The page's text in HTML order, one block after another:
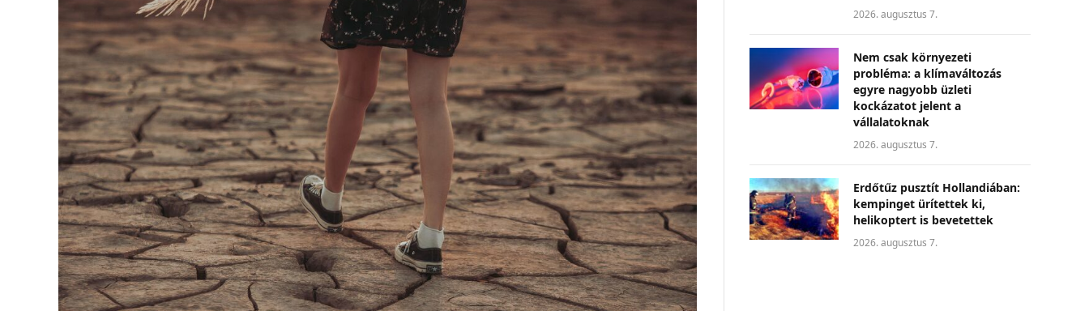
2026. augusztus 7.
Nem csak környezeti
probléma: a klímaváltozás
egyre nagyobb üzleti
kockázatot jelent a
vállalatoknak
2026. augusztus 7.
Erdőtűz pusztít Hollandiában:
kempinget ürítettek ki,
helikoptert is bevetettek
2026. augusztus 7.